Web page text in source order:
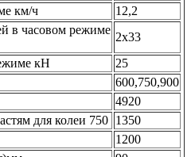
км/ч
12,2
в часовом режиме
2х33
кН
25
600,750,900
4920
для колеи 750 1350
1200